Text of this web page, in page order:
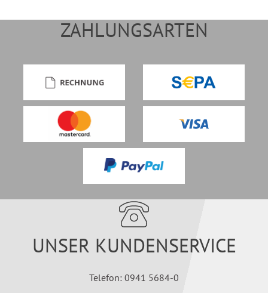
ZAHLUNGSARTEN
UNSER KUNDENSERVICE
Telefon: 0941 5684-0